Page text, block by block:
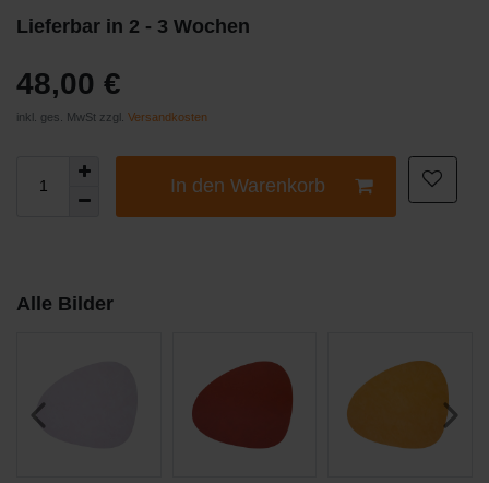
Lieferbar in 2 - 3 Wochen
48,00 €
inkl. ges. MwSt zzgl. Versandkosten
In den Warenkorb
Alle Bilder